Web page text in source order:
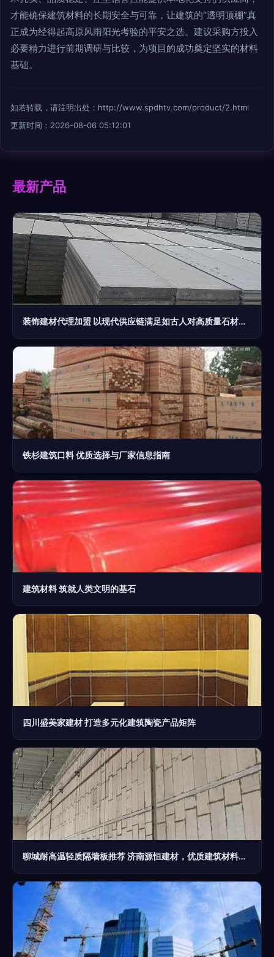
才能确保建筑材料的长期安全与可靠，让建筑的“透明顶棚”真
正成为经得起高原风雨阳光考验的平安之选。建议采购方投入
必要精力进行前期调研与比较，为项目的成功奠定坚实的材料
基础。
如若转载，请注明出处：http://www.spdhtv.com/product/2.html
更新时间：2026-08-06 05:12:01
最新产品
装饰建材代理加盟 以现代供应链满足如古人对高质量石材的需求
铁杉建筑口料 优质选择与厂家信息指南
建筑材料 筑就人类文明的基石
四川盛美家建材 打造多元化建筑陶瓷产品矩阵
聊城耐高温轻质隔墙板推荐 济南源恒建材，优质建筑材料的可靠选择